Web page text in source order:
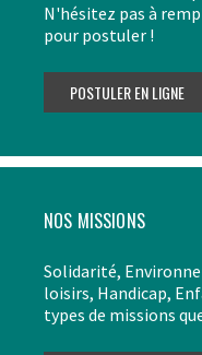
N'hésitez pas à
pour postuler !
NOS MISSIONS
Solidarité,
loisirs, Handicap,
types de missions